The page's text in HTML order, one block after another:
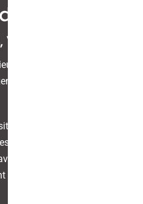
Vaucluse)
Kérian Berthault, vous
Notes de Styles située
son savoir-faire unique
pour transformer vos
en lieux harmonieux et
adaptés à vos besoins et